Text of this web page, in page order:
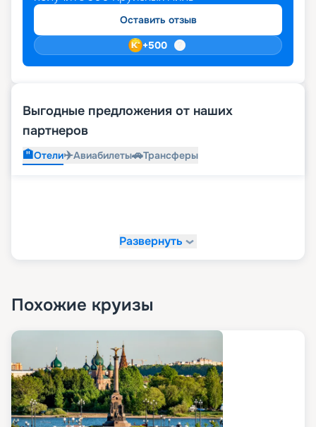
Оставить отзыв
+500
Выгодные предложения от наших
партнеров
🏨Отели✈️Авиабилеты🚗Трансферы
Развернуть
Похожие круизы